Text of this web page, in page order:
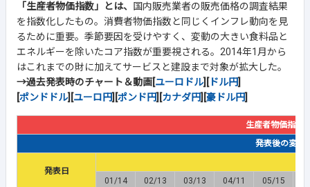
「生産者物価指数」とは、
国内販売業者の販売価格の調査結果
を指数化したもの。消費者物価指数と同じくインフレ動向を見
るために重要。季節要因を受けやすく、変動の大きい食料品と
エネルギーを除いたコア指数が重要視される。2014年1月から
はこれまでの財に加えてサービスと建設まで対象が拡大した。
→過去発表時のチャート＆動画[ユーロドル][ ドル円]
[ポンドドル][ユーロ円][ポンド円][カナダ円][豪ドル円]
生産者物価指数
発表後の変動
発表日
01/14
02/13 03/13 04/11 05/15